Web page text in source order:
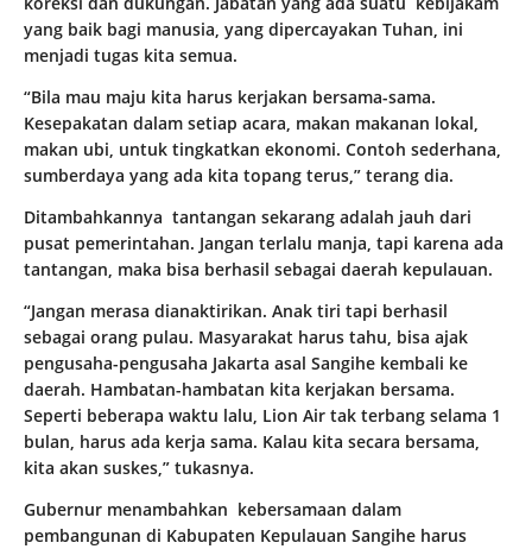
yang baik bagi manusia, yang dipercayakan Tuhan, ini
menjadi tugas kita semua.
“Bila mau maju kita harus kerjakan bersama-sama.
Kesepakatan dalam setiap acara, makan makanan lokal,
makan ubi, untuk tingkatkan ekonomi. Contoh sederhana,
sumberdaya yang ada kita topang terus,” terang dia.
Ditambahkannya tantangan sekarang adalah jauh dari
pusat pemerintahan. Jangan terlalu manja, tapi karena ada
tantangan, maka bisa berhasil sebagai daerah kepulauan.
“Jangan merasa dianaktirikan. Anak tiri tapi berhasil
sebagai orang pulau. Masyarakat harus tahu, bisa ajak
pengusaha-pengusaha Jakarta asal Sangihe kembali ke
daerah. Hambatan-hambatan kita kerjakan bersama.
Seperti beberapa waktu lalu, Lion Air tak terbang selama 1
bulan, harus ada kerja sama. Kalau kita secara bersama,
kita akan suskes,” tukasnya.
Gubernur menambahkan kebersamaan dalam
pembangunan di Kabupaten Kepulauan Sangihe harus